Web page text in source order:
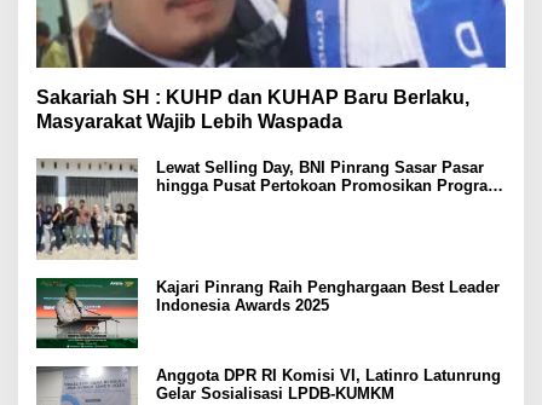
Sakariah SH : KUHP dan KUHAP Baru Berlaku,
Masyarakat Wajib Lebih Waspada
Lewat Selling Day, BNI Pinrang Sasar Pasar
hingga Pusat Pertokoan Promosikan Program
Kajari Pinrang Raih Penghargaan Best Leader
Indonesia Awards 2025
Anggota DPR RI Komisi VI, Latinro Latunrung
Gelar Sosialisasi LPDB-KUMKM